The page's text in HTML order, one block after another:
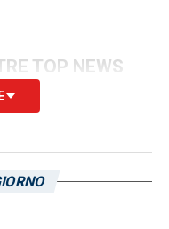
TOP NEWS